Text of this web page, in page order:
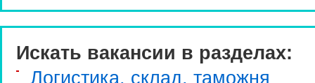
Искать вакансии в разделах:
Логистика, склад, таможня